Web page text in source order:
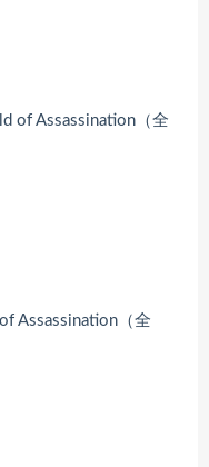
Assassination（全